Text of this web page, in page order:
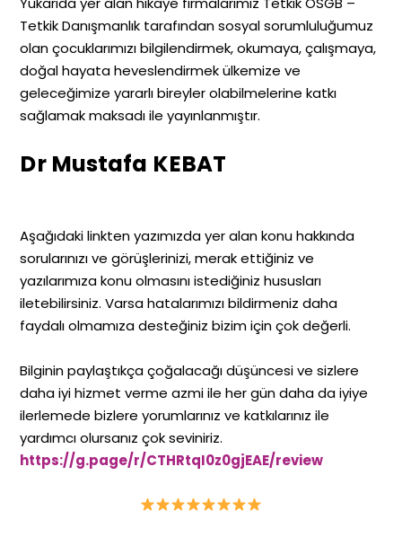
Tetkik Danışmanlık tarafından sosyal sorumluluğumuz
olan çocuklarımızı bilgilendirmek, okumaya, çalışmaya,
doğal hayata heveslendirmek ülkemize ve
geleceğimize yararlı bireyler olabilmelerine katkı
sağlamak maksadı ile yayınlanmıştır.
Dr Mustafa KEBAT
Aşağıdaki linkten yazımızda yer alan konu hakkında
sorularınızı ve görüşlerinizi, merak ettiğiniz ve
yazılarımıza konu olmasını istediğiniz hususları
iletebilirsiniz. Varsa hatalarımızı bildirmeniz daha
faydalı olmamıza desteğiniz bizim için çok değerli.
Bilginin paylaştıkça çoğalacağı düşüncesi ve sizlere
daha iyi hizmet verme azmi ile her gün daha da iyiye
ilerlemede bizlere yorumlarınız ve katkılarınız ile
yardımcı olursanız çok seviniriz.
https://g.page/r/CTHRtqI0z0gjEAE/review